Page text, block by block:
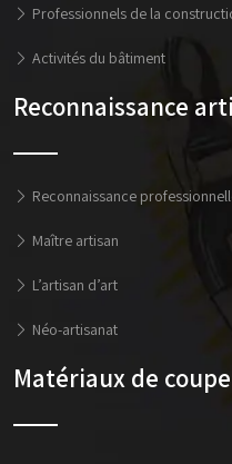
Professionnels de la
Activités du bâtiment
Reconnaissance
Reconnaissance
Maître artisan
L’artisan d’art
Néo-artisanat
Matériaux de coupe